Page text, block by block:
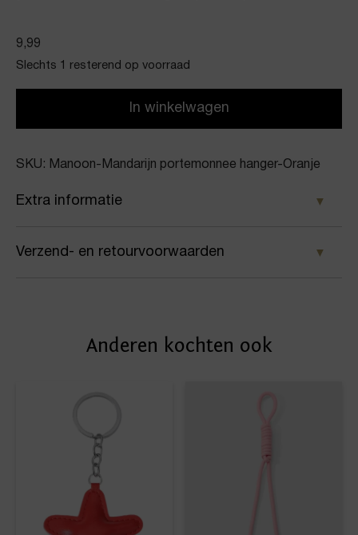
9,99
Slechts 1 resterend op voorraad
In winkelwagen
SKU: Manoon-Mandarijn portemonnee hanger-Oranje
Extra informatie
Kleur
Tas-/Sleutel hanger
Verzend- en retourvoorwaarden
afleveradres. Voor geplaatste bestellingen geldt bij
Anderen kochten ook